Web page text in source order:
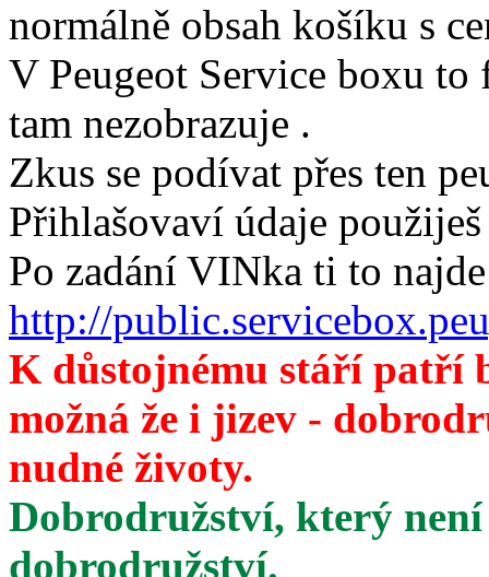
normálně obsah košíku s
V Peugeot Service boxu
tam nezobrazuje .
Zkus se podívat přes ten
Přihlašovaví údaje
Po zadání VINka ti to
http://
K důstojnému stáří patří
možná že i jizev -
nudné životy.
Dobrodružství, který není
dobrodružství.